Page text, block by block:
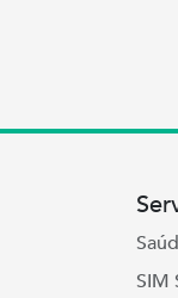
SIM